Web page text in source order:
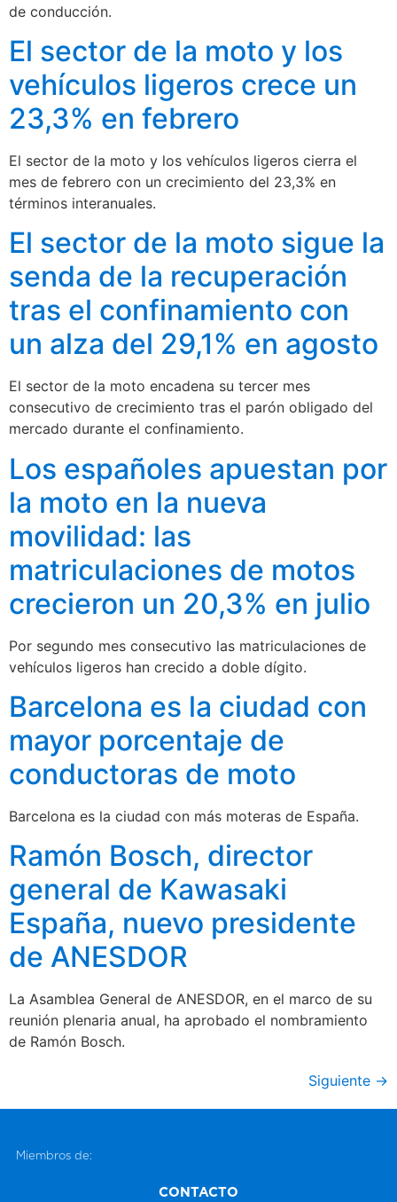
de conducción.
El sector de la moto y los
vehículos ligeros crece un
23,3% en febrero
El sector de la moto y los vehículos ligeros cierra el
mes de febrero con un crecimiento del 23,3% en
términos interanuales.
El sector de la moto sigue la
senda de la recuperación
tras el confinamiento con
un alza del 29,1% en agosto
El sector de la moto encadena su tercer mes
consecutivo de crecimiento tras el parón obligado del
mercado durante el confinamiento.
Los españoles apuestan por
la moto en la nueva
movilidad: las
matriculaciones de motos
crecieron un 20,3% en julio
Por segundo mes consecutivo las matriculaciones de
vehículos ligeros han crecido a doble dígito.
Barcelona es la ciudad con
mayor porcentaje de
conductoras de moto
Barcelona es la ciudad con más moteras de España.
Ramón Bosch, director
general de Kawasaki
España, nuevo presidente
de ANESDOR
La Asamblea General de ANESDOR, en el marco de su
reunión plenaria anual, ha aprobado el nombramiento
de Ramón Bosch.
Siguiente →
Miembros de:
CONTACTO